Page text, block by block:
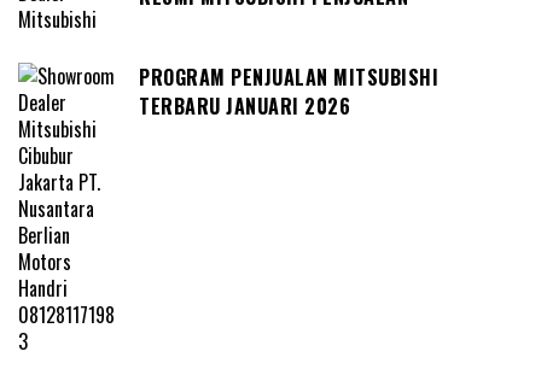
PROGRAM PENJUALAN MITSUBISHI
TERBARU JANUARI 2026